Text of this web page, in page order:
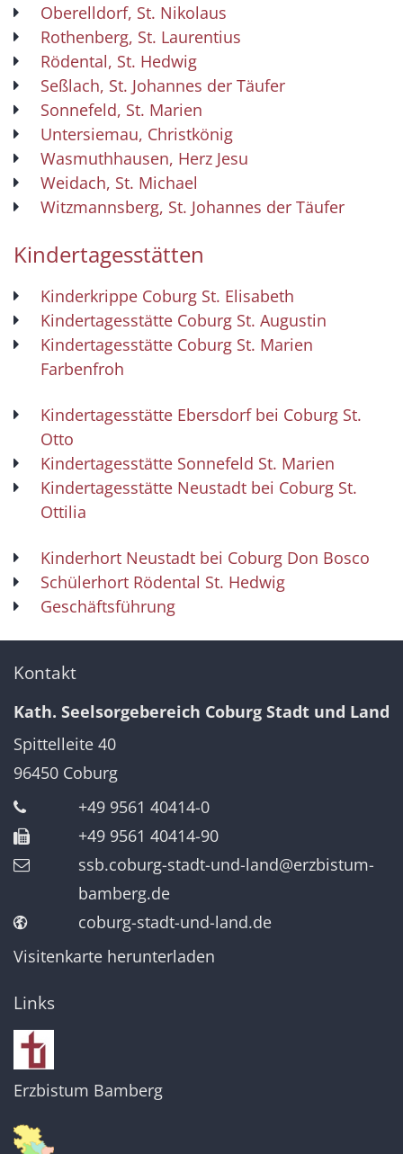
Oberelldorf, St. Nikolaus
Rothenberg, St. Laurentius
Rödental, St. Hedwig
Seßlach, St. Johannes der Täufer
Sonnefeld, St. Marien
Untersiemau, Christkönig
Wasmuthhausen, Herz Jesu
Weidach, St. Michael
Witzmannsberg, St. Johannes der Täufer
Kindertagesstätten
Kinderkrippe Coburg St. Elisabeth
Kindertagesstätte Coburg St. Augustin
Kindertagesstätte Coburg St. Marien
Farbenfroh
Kindertagesstätte Ebersdorf bei Coburg St.
Otto
Kindertagesstätte Sonnefeld St. Marien
Kindertagesstätte Neustadt bei Coburg St.
Ottilia
Kinderhort Neustadt bei Coburg Don Bosco
Schülerhort Rödental St. Hedwig
Geschäftsführung
Kontakt
Kath. Seelsorgebereich Coburg Stadt und Land
Spittelleite 40
96450 Coburg
+49 9561 40414-0
+49 9561 40414-90
ssb.coburg-stadt-und-land@erzbistum-
bamberg.de
coburg-stadt-und-land.de
Visitenkarte herunterladen
Links
Erzbistum Bamberg